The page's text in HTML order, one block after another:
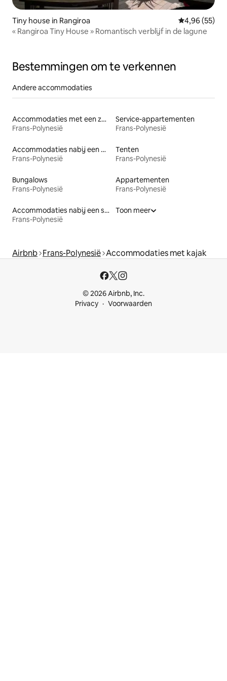
Tiny house in Rangiroa Gemiddelde
4,96 (55)
« Rangiroa Tiny House » Romantisch verblijf in de lagune
Bestemmingen om te verkennen
Andere accommodaties
Accommodaties met een zwembad
Frans-Polynesië
Service-appartementen
Frans-Polynesië
Accommodaties nabij een meer
Frans-Polynesië
Tenten
Frans-Polynesië
Bungalows
Frans-Polynesië
Appartementen
Frans-Polynesië
Accommodaties nabij een strand
Frans-Polynesië
Toon meer
Airbnb Frans-Polynesië Accommodaties met kajak
© 2026 Airbnb, Inc.
Privacy
Voorwaarden